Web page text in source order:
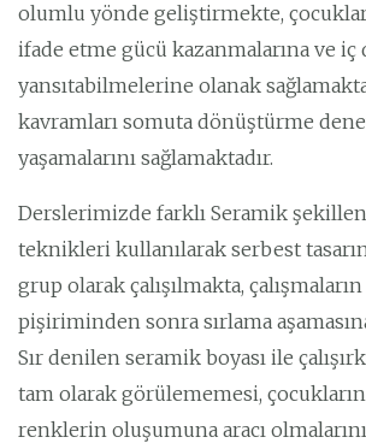
olumlu yönde geliştirmekte,
ifade etme gücü kazanmalarına ve iç
yansıtabilmelerine olanak
kavramları somuta dönüştürme
yaşamalarını sağlamaktadır.
Derslerimizde farklı Seramik
teknikleri kullanılarak serbest
grup olarak çalışılmakta,
pişiriminden sonra sırlama
Sır denilen seramik boyası ile
tam olarak görülememesi,
renklerin oluşumuna aracı